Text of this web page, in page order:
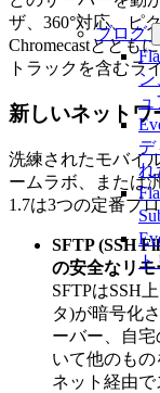
ブログ
ン
ュ
デ
れ
ザ、360°対応、ピ
Chromecastととも
トラックを含むラ
新しいネットワ
洗練されたモバイ
ームラボ、または
1.7は3つの定番プ
SFTP (SSH
の安全なリ
SFTPはSSH
タ)が暗号化
ーバー、自
いて他のも
ネット経由